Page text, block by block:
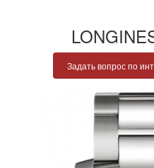
Задать вопрос по